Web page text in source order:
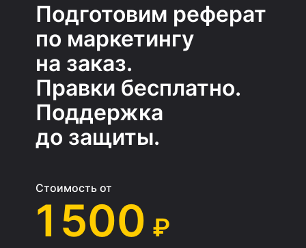
Подготовим реферат
по маркетингу
на заказ.
Правки бесплатно.
Поддержка
до защиты.
Стоимость от
1 500 ₽